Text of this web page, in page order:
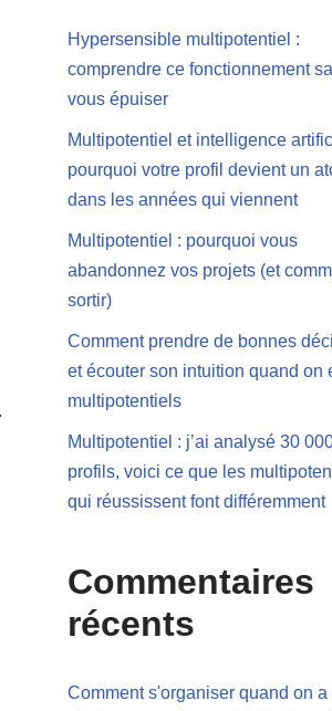
Hypersensible multipotentiel :
comprendre ce fonctionnement
vous épuiser
Multipotentiel et intelligence
pourquoi votre profil devient un
dans les années qui viennent
Multipotentiel : pourquoi vous
abandonnez vos projets (et
sortir)
Comment prendre de bonnes
et écouter son intuition quand on
multipotentiels
Multipotentiel : j’ai analysé 30
profils, voici ce que les
qui réussissent font différemment
Commentaires
récents
Comment s'organiser quand on a